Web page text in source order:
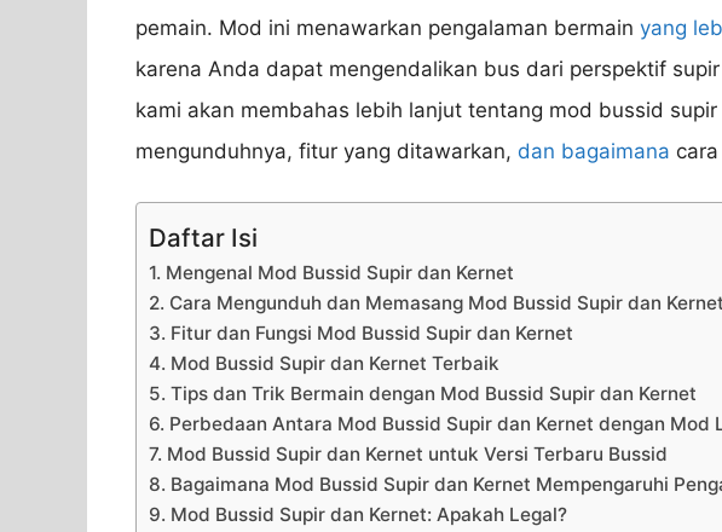
pemain. Mod ini menawarkan pengalaman bermain yang
karena Anda dapat mengendalikan bus dari perspektif
kami akan membahas lebih lanjut tentang mod bussid
mengunduhnya, fitur yang ditawarkan, dan bagaimana
Daftar Isi
1. Mengenal Mod Bussid Supir dan Kernet
2. Cara Mengunduh dan Memasang Mod Bussid Supir dan Kernet
3. Fitur dan Fungsi Mod Bussid Supir dan Kernet
4. Mod Bussid Supir dan Kernet Terbaik
5. Tips dan Trik Bermain dengan Mod Bussid Supir dan Kernet
6. Perbedaan Antara Mod Bussid Supir dan Kernet dengan Mod
7. Mod Bussid Supir dan Kernet untuk Versi Terbaru Bussid
8. Bagaimana Mod Bussid Supir dan Kernet Mempengaruhi
9. Mod Bussid Supir dan Kernet: Apakah Legal?